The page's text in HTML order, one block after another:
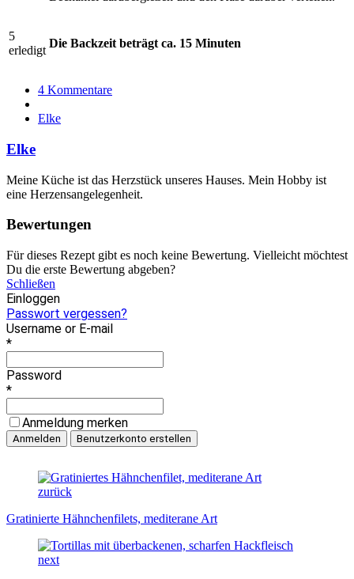
5
erledigt
Die Backzeit beträgt ca. 15 Minuten
4 Kommentare
Elke
Elke
Meine Küche ist das Herzstück unseres Hauses. Mein Hobby ist
eine Herzensangelegenheit.
Bewertungen
Für dieses Rezept gibt es noch keine Bewertung. Vielleicht möchtest
Du die erste Bewertung abgeben?
Schließen
Einloggen
Passwort vergessen?
Username or E-mail
*
Password
*
Anmeldung merken
zurück
Gratinierte Hähnchenfilets, mediterane Art
next